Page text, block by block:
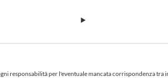
responsabilità per l'eventuale mancata corrispondenza